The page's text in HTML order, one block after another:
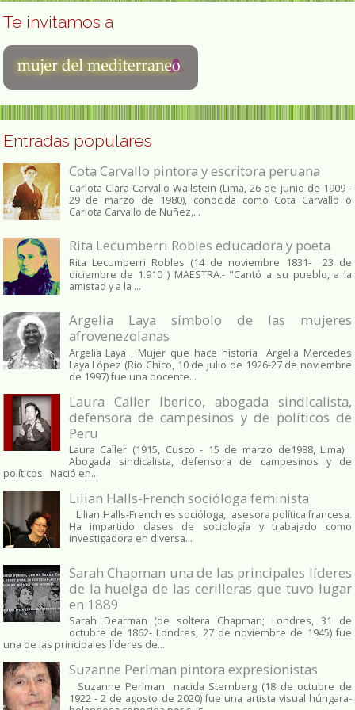
Te invitamos a
Entradas populares
Cota Carvallo pintora y escritora peruana
Carlota Clara Carvallo Wallstein (Lima, 26 de junio de 1909 -
29 de marzo de 1980), conocida como Cota Carvallo o
Carlota Carvallo de Nuñez,...
Rita Lecumberri Robles educadora y poeta
Rita Lecumberri Robles (14 de noviembre 1831- 23 de
diciembre de 1.910 ) MAESTRA.- "Cantó a su pueblo, a la
amistad y a la ...
Argelia Laya símbolo de las mujeres
afrovenezolanas
Argelia Laya , Mujer que hace historia Argelia Mercedes
Laya López (Río Chico, 10 de julio de 1926-27 de noviembre
de 1997) fue una docente...
Laura Caller Iberico, abogada sindicalista,
defensora de campesinos y de políticos de
Peru
Laura Caller (1915, Cusco - 15 de marzo de1988, Lima)
Abogada sindicalista, defensora de campesinos y de
políticos. Nació en...
Lilian Halls-French socióloga feminista
Lilian Halls-French es socióloga, asesora política francesa.
Ha impartido clases de sociología y trabajado como
investigadora en diversa...
Sarah Chapman una de las principales líderes
de la huelga de las cerilleras que tuvo lugar
en 1889
Sarah Dearman (de soltera Chapman; Londres, 31 de
octubre de 1862​- Londres, 27 de noviembre de 1945)​ fue
una de las principales líderes de...
Suzanne Perlman pintora expresionistas
Suzanne Perlman nacida Sternberg (18 de octubre de
1922 - 2 de agosto de 2020) fue una artista visual húngara-